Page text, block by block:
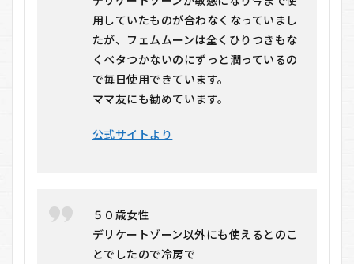
用していたものが合わなくなっていまし
たが、フェムムーンは全くひりつきもな
くベタつかないのにずっと潤っているの
で毎日使用できています。
ママ友にも勧めています。
公式サイトより
５０歳女性
デリケートゾーン以外にも使えるとのこ
とでしたので冷房で